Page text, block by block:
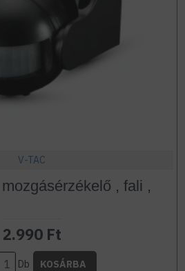
V-TAC
, fali ,
2.990 Ft
Db KOSÁRBA